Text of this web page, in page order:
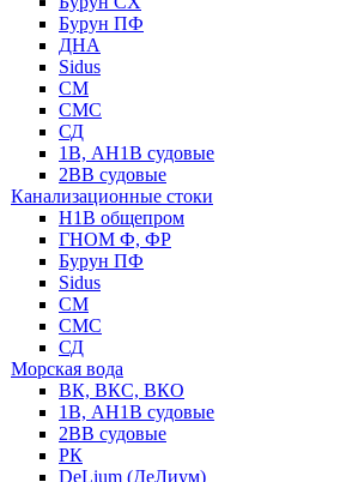
Бурун ПФ
ДНА
Sidus
СМ
СМС
СД
1В, АН1В судовые
2ВВ судовые
Канализационные стоки
Н1В общепром
ГНОМ Ф, ФР
Бурун ПФ
Sidus
СМ
СМС
СД
Морская вода
ВК, ВКС, ВКО
1В, АН1В судовые
2ВВ судовые
РК
DeLium (ДеЛиум)